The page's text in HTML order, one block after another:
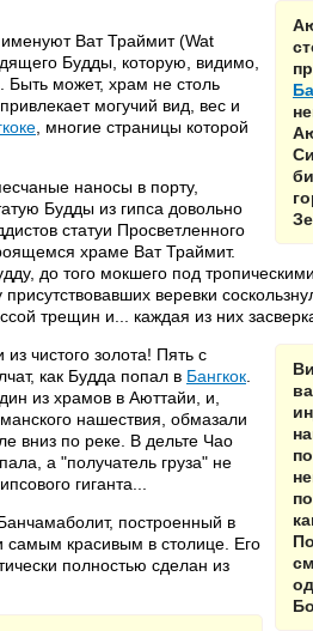
Ват Траймит (Wat
Будды, которую, видимо,
Быть может, храм не столь
могучий вид, вес и
, многие страницы которой
наносы в порту,
Будды из гипса довольно
статуи Просветленного
храме Ват Траймит.
до того мокшего под
веревки
трещин и... каждая из них
чистого золота! Пять с
как Будда попал в Бангкок
из храмов в Аюттайи, и,
нашествия, обмазали
вниз по реке. В дельте Чао
а "получатель груза" не
гиганта...
построенный в
самым красивым в столице. Его
полностью сделан из